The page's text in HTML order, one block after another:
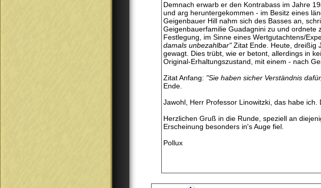
Demnach erwarb er den Kontrabass im Jahre
und arg heruntergekommen - im Besitz eines
Geigenbauer Hill nahm sich des Basses an,
Geigenbauerfamilie Guadagnini zu und ordnete
Festlegung, im Sinne eines Wertgutachtens/
damals unbezahlbar"Zitat Ende. Heute, dreißig
gewagt. Dies trübt, wie er betont, allerdings in
Original-Erhaltungszustand, mit einem - nach
Zitat Anfang: "Sie haben sicher Verständnis
Ende.
Jawohl, Herr Professor Linowitzki, das habe
Herzlichen Gruß in die Runde, speziell an
Erscheinung besonders in's Auge fiel.
Pollux